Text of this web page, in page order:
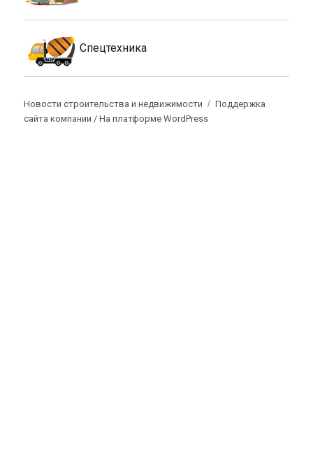
Спецтехника
Новости строительства и недвижимости
Поддержка
сайта компании /На платформе WordPress